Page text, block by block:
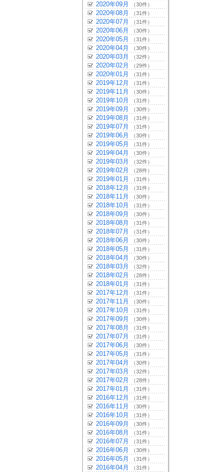
2020年09月 （30件）
2020年08月 （31件）
2020年07月 （31件）
2020年06月 （30件）
2020年05月 （31件）
2020年04月 （30件）
2020年03月 （32件）
2020年02月 （29件）
2020年01月 （31件）
2019年12月 （31件）
2019年11月 （30件）
2019年10月 （31件）
2019年09月 （30件）
2019年08月 （31件）
2019年07月 （31件）
2019年06月 （30件）
2019年05月 （31件）
2019年04月 （30件）
2019年03月 （32件）
2019年02月 （28件）
2019年01月 （31件）
2018年12月 （31件）
2018年11月 （30件）
2018年10月 （31件）
2018年09月 （30件）
2018年08月 （31件）
2018年07月 （31件）
2018年06月 （30件）
2018年05月 （31件）
2018年04月 （30件）
2018年03月 （32件）
2018年02月 （28件）
2018年01月 （31件）
2017年12月 （31件）
2017年11月 （30件）
2017年10月 （31件）
2017年09月 （30件）
2017年08月 （31件）
2017年07月 （31件）
2017年06月 （30件）
2017年05月 （31件）
2017年04月 （30件）
2017年03月 （32件）
2017年02月 （28件）
2017年01月 （31件）
2016年12月 （31件）
2016年11月 （30件）
2016年10月 （31件）
2016年09月 （30件）
2016年08月 （31件）
2016年07月 （31件）
2016年06月 （30件）
2016年05月 （31件）
2016年04月 （31件）